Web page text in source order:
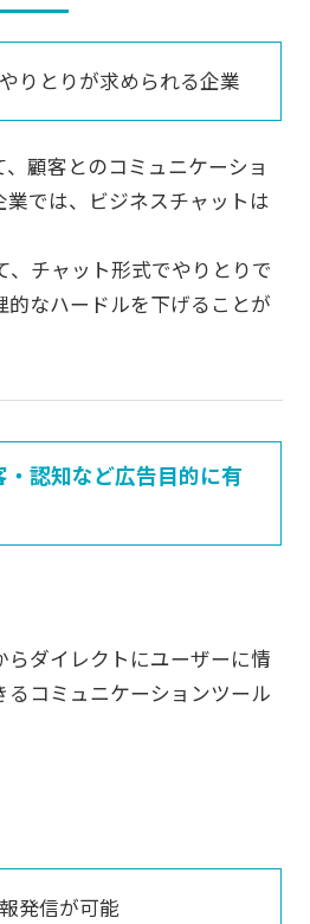
りとりが求められる企業
顧客とのコミュニケーショ
業では、ビジネスチャットは
、チャット形式でやりとりで
的なハードルを下げることが
・認知など広告目的に有
らダイレクトにユーザーに情
コミュニケーションツール
発信が可能